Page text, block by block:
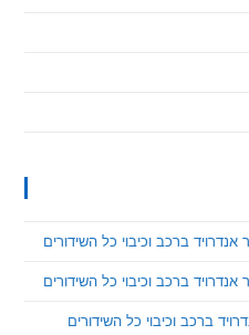
וכיבוי כל השידורים
וכיבוי כל השידורים
כל השידורים